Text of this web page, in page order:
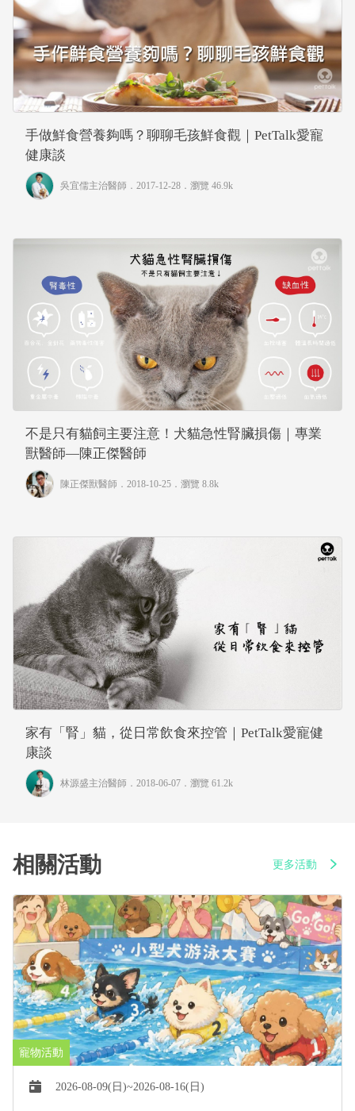
手做鮮食營養夠嗎？聊聊毛孩鮮食觀｜PetTalk愛寵
健康談
吳宜儒主治醫師 ．2017-12-28． 瀏覽 46.9k
不是只有貓飼主要注意！犬貓急性腎臟損傷｜專業
獸醫師—陳正傑醫師
陳正傑獸醫師 ．2018-10-25． 瀏覽 8.8k
家有「腎」貓，從日常飲食來控管｜PetTalk愛寵健
康談
林源盛主治醫師 ．2018-06-07． 瀏覽 61.2k
相關活動 更多活動
2026-08-09(日)~2026-08-16(日)